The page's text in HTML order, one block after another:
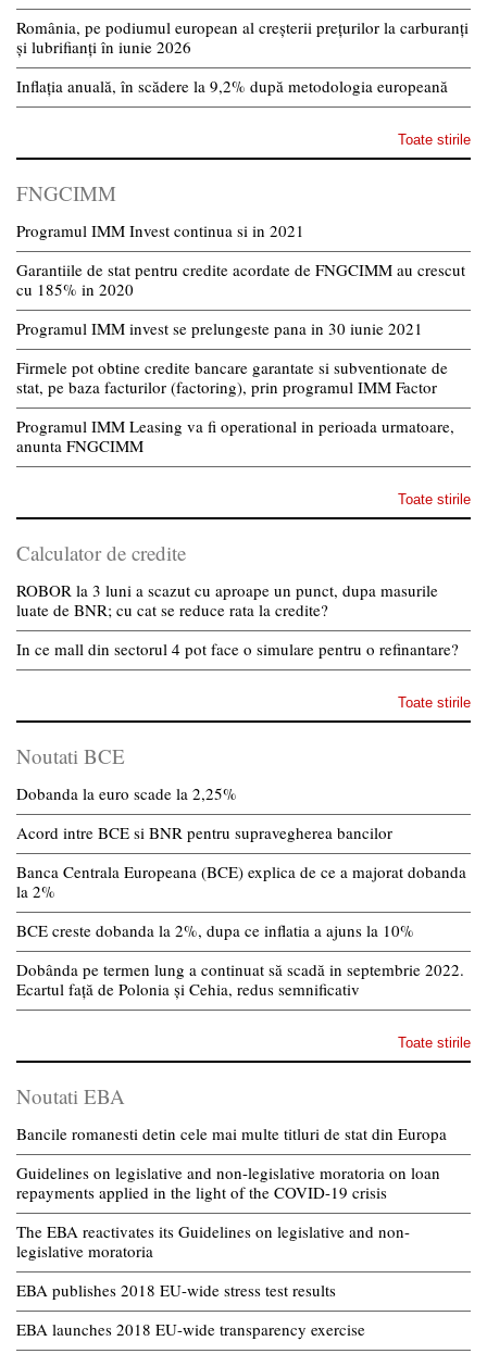
România, pe podiumul european al creșterii prețurilor la carburanți
și lubrifianți în iunie 2026
Inflația anuală, în scădere la 9,2% după metodologia europeană
Toate stirile
FNGCIMM
Programul IMM Invest continua si in 2021
Garantiile de stat pentru credite acordate de FNGCIMM au crescut
cu 185% in 2020
Programul IMM invest se prelungeste pana in 30 iunie 2021
Firmele pot obtine credite bancare garantate si subventionate de
stat, pe baza facturilor (factoring), prin programul IMM Factor
Programul IMM Leasing va fi operational in perioada urmatoare,
anunta FNGCIMM
Toate stirile
Calculator de credite
ROBOR la 3 luni a scazut cu aproape un punct, dupa masurile
luate de BNR; cu cat se reduce rata la credite?
In ce mall din sectorul 4 pot face o simulare pentru o refinantare?
Toate stirile
Noutati BCE
Dobanda la euro scade la 2,25%
Acord intre BCE si BNR pentru supravegherea bancilor
Banca Centrala Europeana (BCE) explica de ce a majorat dobanda
la 2%
BCE creste dobanda la 2%, dupa ce inflatia a ajuns la 10%
Dobânda pe termen lung a continuat să scadă in septembrie 2022.
Ecartul față de Polonia și Cehia, redus semnificativ
Toate stirile
Noutati EBA
Bancile romanesti detin cele mai multe titluri de stat din Europa
Guidelines on legislative and non-legislative moratoria on loan
repayments applied in the light of the COVID-19 crisis
The EBA reactivates its Guidelines on legislative and non-
legislative moratoria
EBA publishes 2018 EU-wide stress test results
EBA launches 2018 EU-wide transparency exercise